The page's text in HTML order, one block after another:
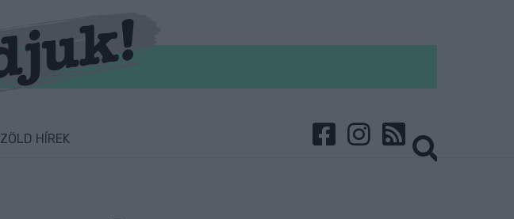
ZÖLD HÍREK